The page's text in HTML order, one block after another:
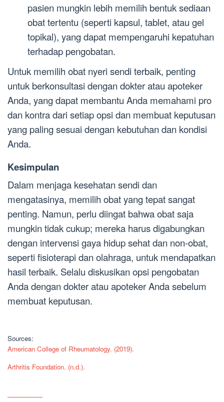
pasien mungkin lebih memilih bentuk sediaan
obat tertentu (seperti kapsul, tablet, atau gel
topikal), yang dapat mempengaruhi kepatuhan
terhadap pengobatan.
Untuk memilih obat nyeri sendi terbaik, penting
untuk berkonsultasi dengan dokter atau apoteker
Anda, yang dapat membantu Anda memahami pro
dan kontra dari setiap opsi dan membuat keputusan
yang paling sesuai dengan kebutuhan dan kondisi
Anda.
Kesimpulan
Dalam menjaga kesehatan sendi dan
mengatasinya, memilih obat yang tepat sangat
penting. Namun, perlu diingat bahwa obat saja
mungkin tidak cukup; mereka harus digabungkan
dengan intervensi gaya hidup sehat dan non-obat,
seperti fisioterapi dan olahraga, untuk mendapatkan
hasil terbaik. Selalu diskusikan opsi pengobatan
Anda dengan dokter atau apoteker Anda sebelum
membuat keputusan.
Sources:
American College of Rheumatology. (2019).
Arthritis Foundation. (n.d.).